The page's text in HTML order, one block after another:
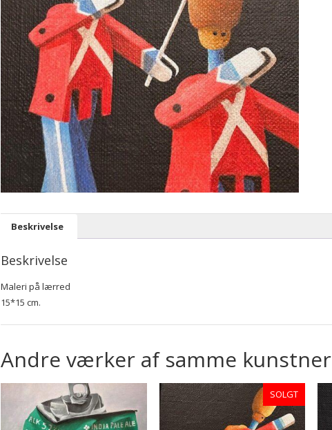
Beskrivelse
Beskrivelse
Maleri på lærred
15*15 cm.
Andre værker af samme kunstner
SOLGT